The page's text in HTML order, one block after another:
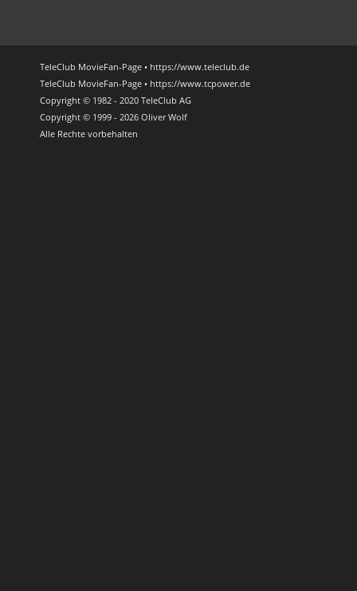
TeleClub MovieFan-Page • https://www.teleclub.de
TeleClub MovieFan-Page • https://www.tcpower.de
Copyright © 1982 - 2020 TeleClub AG
Copyright © 1999 - 2026 Oliver Wolf
Alle Rechte vorbehalten